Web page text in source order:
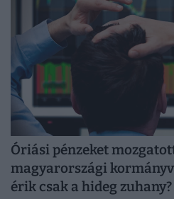
Óriási pénzeket
magyarországi
érik csak a hideg zuhany?